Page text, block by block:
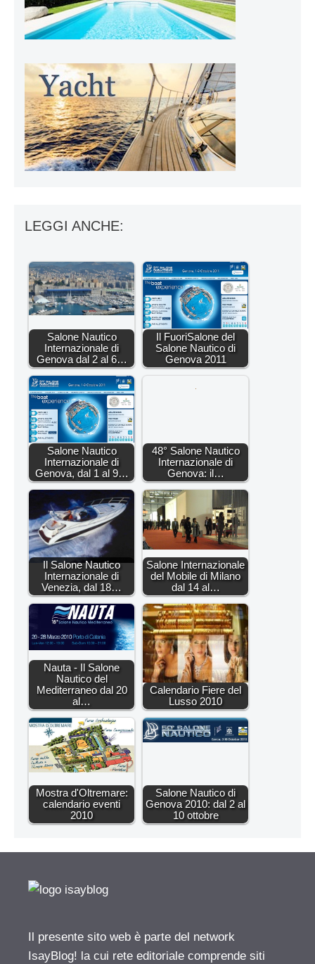
LEGGI ANCHE:
Salone Nautico
Internazionale di
Genova dal 2 al 6…
Il FuoriSalone del
Salone Nautico di
Genova 2011
Salone Nautico
Internazionale di
Genova, dal 1 al 9…
48° Salone Nautico
Internazionale di
Genova: il…
Il Salone Nautico
Internazionale di
Venezia, dal 18…
Salone Internazionale
del Mobile di Milano
dal 14 al…
Nauta - Il Salone
Nautico del
Mediterraneo dal 20
al…
Calendario Fiere del
Lusso 2010
Mostra d'Oltremare:
calendario eventi
2010
Salone Nautico di
Genova 2010: dal 2 al
10 ottobre
Il presente sito web è parte del network
IsayBlog! la cui rete editoriale comprende siti